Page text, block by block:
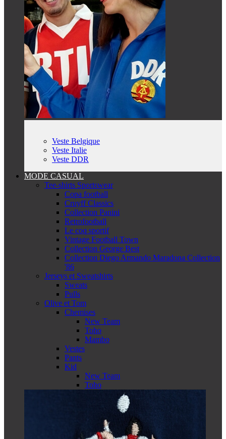
Veste Belgique
Veste Italie
Veste DDR
MODE CASUAL
Tee-shirts Sportswear
Copa football
Cruyff Classics
Collection Panini
Retrofootball
Le coq sportif
Vintage Football Town
Collection George Best
Collection Diego Armando Maradona Collection
'86
Jerseys et Sweatshirts
Sweats
Pulls
Olive et Tom
Chemises
New Team
Toho
Mambo
Vestes
Pants
Kid
New Team
Toho